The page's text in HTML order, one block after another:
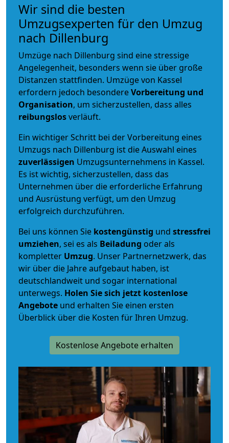
Wir sind die besten
Umzugsexperten für den Umzug
nach Dillenburg
Umzüge nach Dillenburg sind eine stressige
Angelegenheit, besonders wenn sie über große
Distanzen stattfinden. Umzüge von Kassel
erfordern jedoch besondereVorbereitung und
Organisation, um sicherzustellen, dass alles
reibungslosverläuft.
Ein wichtiger Schritt bei der Vorbereitung eines
Umzugs nach Dillenburg ist die Auswahl eines
zuverlässigen Umzugsunternehmens in Kassel.
Es ist wichtig, sicherzustellen, dass das
Unternehmen über die erforderliche Erfahrung
und Ausrüstung verfügt, um den Umzug
erfolgreich durchzuführen.
Bei uns können Sie kostengünstig und stressfrei
umziehen, sei es als Beiladung oder als
kompletter Umzug. Unser Partnernetzwerk, das
wir über die Jahre aufgebaut haben, ist
deutschlandweit und sogar international
unterwegs. Holen Sie sich jetzt kostenlose
Angebote und erhalten Sie einen ersten
Überblick über die Kosten für Ihren Umzug.
Kostenlose Angebote erhalten